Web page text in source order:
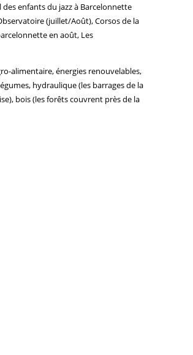
enfants du jazz à Barcelonnette
(juillet/Août), Corsos de la
en août, Les
alimentaire, énergies renouvelables,
hydraulique (les barrages de la
bois (les forêts couvrent près de la